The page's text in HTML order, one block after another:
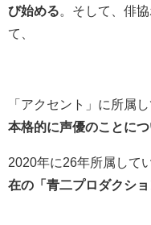
び始める。そして、俳
て、
「アクセント」に所属し
本格的に声優のことに
2020年に26年所属して
在の「青二プロダクシ